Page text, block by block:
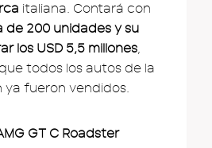
italiana. Contará con
de 200 unidades y su
los USD 5,5 millones,
todos los autos de la
ya fueron vendidos.
GT C Roadster